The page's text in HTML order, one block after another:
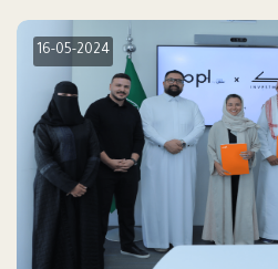
16-05-2024